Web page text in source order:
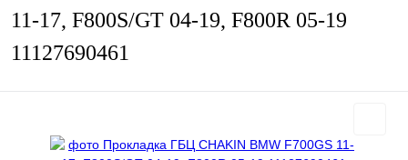
11-17, F800S/GT 04-19, F800R 05-19
11127690461